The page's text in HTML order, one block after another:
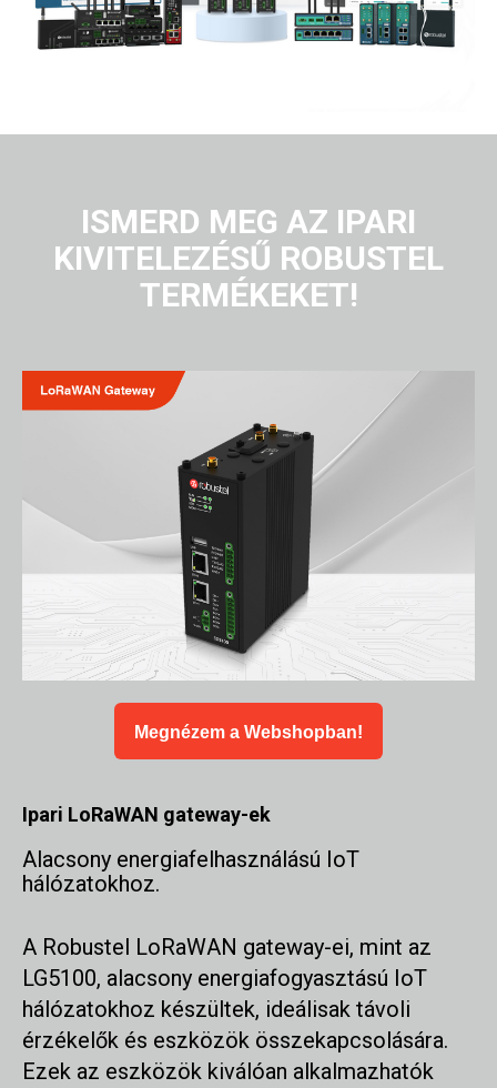
ISMERD MEG AZ IPARI
KIVITELEZÉSŰ ROBUSTEL
TERMÉKEKET!
Megnézem a Webshopban!
Ipari LoRaWAN gateway-ek
Alacsony energiafelhasználású IoT
hálózatokhoz.
A Robustel LoRaWAN gateway-ei, mint az
LG5100, alacsony energiafogyasztású IoT
hálózatokhoz készültek, ideálisak távoli
érzékelők és eszközök összekapcsolására.
Ezek az eszközök kiválóan alkalmazhatók